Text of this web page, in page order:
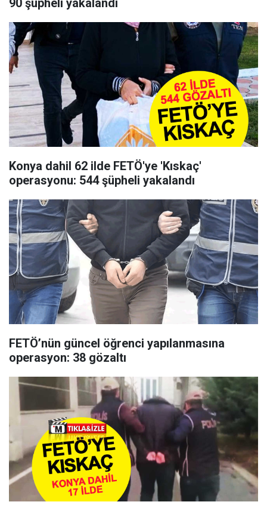
90 şüpheli yakalandı
Konya dahil 62 ilde FETÖ'ye 'Kıskaç'
operasyonu: 544 şüpheli yakalandı
FETÖ’nün güncel öğrenci yapılanmasına
operasyon: 38 gözaltı